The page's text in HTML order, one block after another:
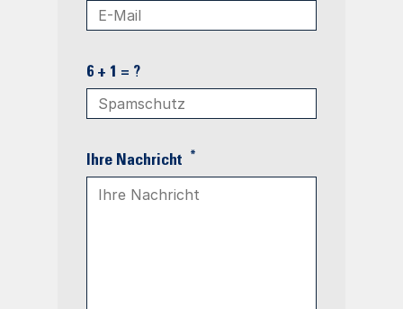
6 + 1 = ?
Ihre Nachricht *